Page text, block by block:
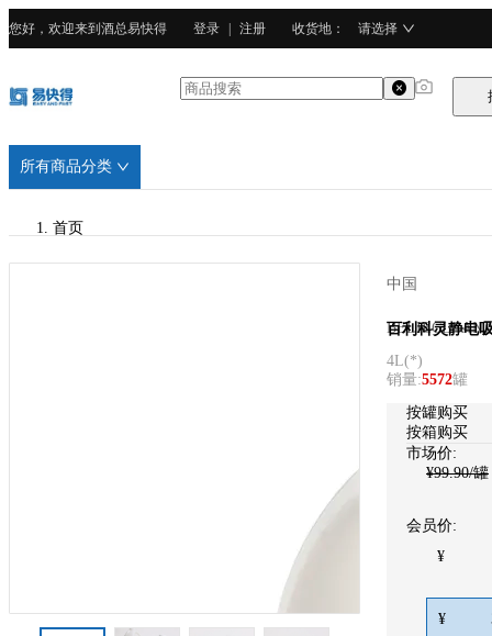
您好，欢迎来到酒总易快得 登录 注册 收货地 ： 请选择
所有商品分类
首页
中国
BELIECLEAN
百利科灵静电
4L(*)
销量:5572罐
按罐购买
按箱购买
市场价:
¥99.90/罐
会员价:
¥
¥